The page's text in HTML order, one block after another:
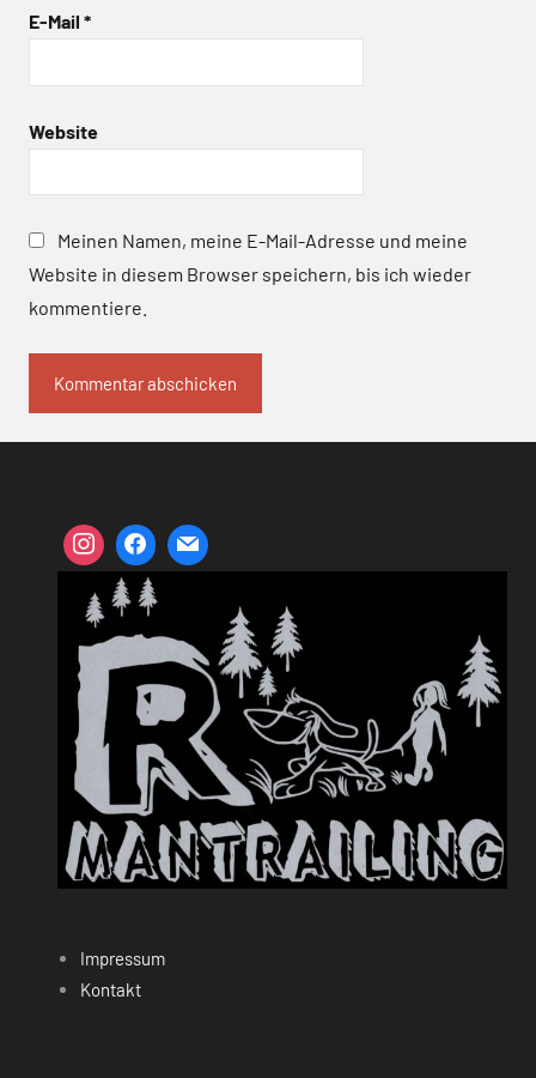
E-Mail *
Website
Meinen Namen, meine E-Mail-Adresse und meine
Website in diesem Browser speichern, bis ich wieder
kommentiere.
Impressum
Kontakt